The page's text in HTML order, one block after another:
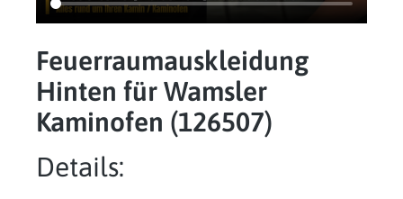
Feuerraumauskleidung
Hinten für Wamsler
Kaminofen (126507)
Details: